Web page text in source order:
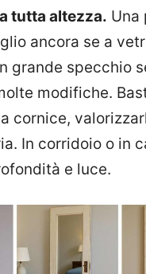
tutta altezza. Una
ancora se a
grande specchio
modifiche.
cornice,
In corridoio o in
e luce.